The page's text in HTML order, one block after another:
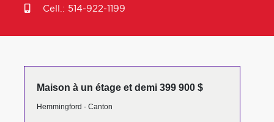
Cell.: 514-922-1199
Maison à un étage et demi 399 900 $
Hemmingford - Canton